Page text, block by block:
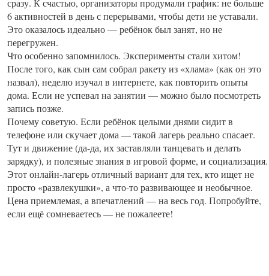
сразу. К счастью, организаторы продумали график: не больше
6 активностей в день с перерывами, чтобы дети не уставали.
Это оказалось идеально — ребёнок был занят, но не
перегружен.
Что особенно запомнилось. Эксперименты стали хитом!
После того, как сын сам собрал ракету из «хлама» (как он это
назвал), неделю изучал в интернете, как повторить опыты
дома. Если не успевал на занятии — можно было посмотреть
запись позже.
Почему советую. Если ребёнок целыми днями сидит в
телефоне или скучает дома — такой лагерь реально спасает.
Тут и движение (да-да, их заставляли танцевать и делать
зарядку), и полезные знания в игровой форме, и социализация.
Этот онлайн-лагерь отличный вариант для тех, кто ищет не
просто «развлекушки», а что-то развивающее и необычное.
Цена приемлемая, а впечатлений — на весь год. Попробуйте,
если ещё сомневаетесь — не пожалеете!